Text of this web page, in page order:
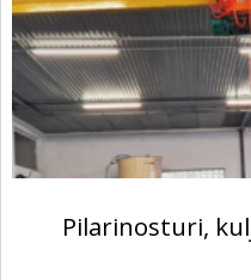
Pilarinosturi,